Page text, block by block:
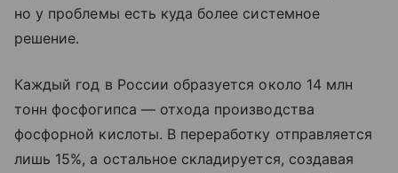
но у проблемы есть куда более системное
решение.
Каждый год в России образуется около 14 млн
тонн фосфогипса — отхода производства
фосфорной кислоты. В переработку отправляется
лишь 15%, а остальное складируется, создавая